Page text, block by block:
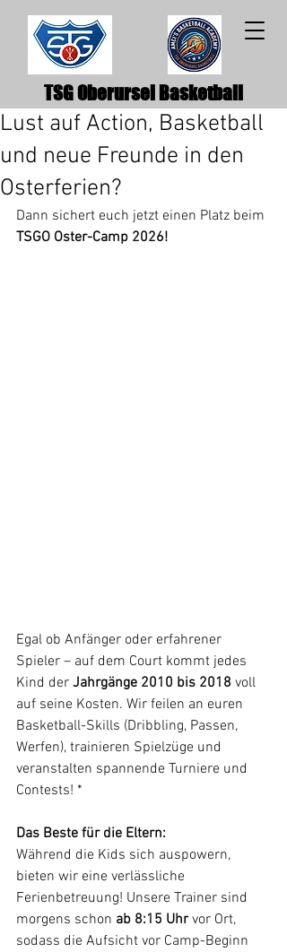
TSG Oberursel Basketball
Lust auf Action, Basketball
und neue Freunde in den
Osterferien?
Dann sichert euch jetzt einen Platz beim
TSGO Oster-Camp 2026!
Egal ob Anfänger oder erfahrener
Spieler – auf dem Court kommt jedes
Kind der Jahrgänge 2010 bis 2018 voll
auf seine Kosten. Wir feilen an euren
Basketball-Skills (Dribbling, Passen,
Werfen), trainieren Spielzüge und
veranstalten spannende Turniere und
Contests! *
Das Beste für die Eltern:
Während die Kids sich auspowern,
bieten wir eine verlässliche
Ferienbetreuung! Unsere Trainer sind
morgens schon ab 8:15 Uhr vor Ort,
sodass die Aufsicht vor Camp-Beginn